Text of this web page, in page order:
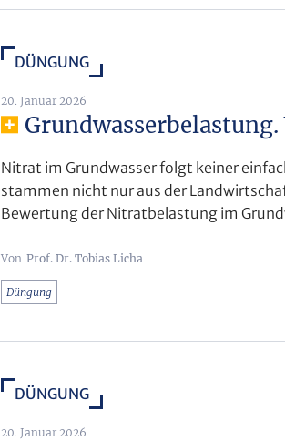
DÜNGUNG
20. Januar 2026
Nitrat im Grundwasser folgt keiner
stammen nicht nur aus der
Bewertung der Nitratbelastung im
Prof. Dr. Tobias Licha
Düngung
DÜNGUNG
20. Januar 2026